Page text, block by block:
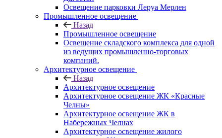
Освещение парковки Леруа Мерлен
Промышленное освещение
Назад
Промышленное освещение
Освещение складского комплекса для одной
из ведущих промышленно-торговых
компаний.
Архитектурное освещение
Назад
Архитектурное освещение
Архитектурное освещение ЖК «Красные
Челны»
Архитектурное освещение ЖК в
Набережных Челнах
Архитектурное освещение жилого